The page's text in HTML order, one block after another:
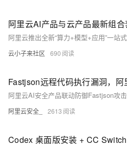
云小子来社区 690
阿里云AI安全产品联动防御Fastjson攻击
阿里云安全_ 2613